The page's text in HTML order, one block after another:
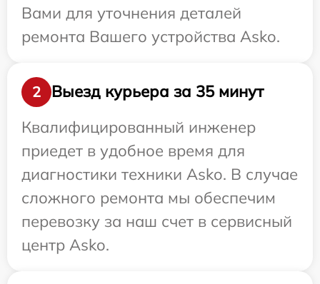
Вами для уточнения деталей
ремонта Вашего устройства Asko.
2
Выезд курьера за 35 минут
Квалифицированный инженер
приедет в удобное время для
диагностики техники Asko. В случае
сложного ремонта мы обеспечим
перевозку за наш счет в сервисный
центр Asko.